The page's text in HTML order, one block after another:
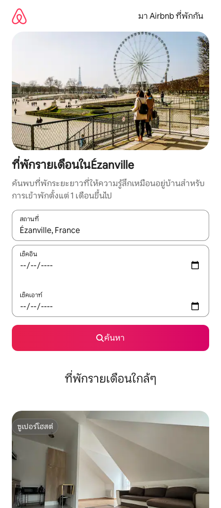
มา Airbnb ที่พักกัน
ที่พักรายเดือนในÉzanville
ค้นพบที่พักระยะยาวที่ให้ความรู้สึกเหมือนอยู่บ้านสำหรับ
การเข้าพักตั้งแต่ 1 เดือนขึ้นไป
สถานที่
ใช้ลูกศรขึ้นลง หรือใช้การสัมผัสหรือปัด เพื่อสำรวจผลการค้นหา
เช็คอิน
เช็คเอาท์
ค้นหา
ที่พักรายเดือนใกล้ๆ
ซูเปอร์โฮสต์
ซูเปอร์โฮสต์